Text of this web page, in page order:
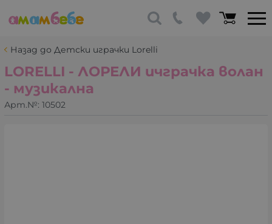
Назад до Детски играчки Lorelli
LORELLI - ЛОРЕЛИ ичграчка волан
- музикална
Арт.№: 10502